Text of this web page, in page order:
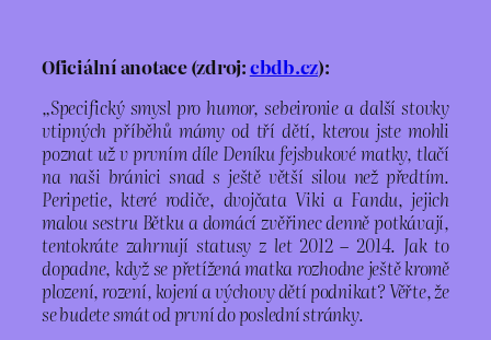
Oficiální anotace (zdroj:cbdb.cz):
„Specifický smysl pro humor, sebeironie a další stovky
vtipných příběhů mámy od tří dětí, kterou jste mohli
poznat už v prvním díle Deníku fejsbukové matky, tlačí
na naši bránici snad s ještě větší silou než předtím.
Peripetie, které rodiče, dvojčata Viki a Fandu, jejich
malou sestru Bětku a domácí zvěřinec denně potkávají,
tentokráte zahrnují statusy z let 2012 – 2014. Jak to
dopadne, když se přetížená matka rozhodne ještě kromě
plození, rození, kojení a výchovy dětí podnikat? Věřte, že
se budete smát od první do poslední stránky.